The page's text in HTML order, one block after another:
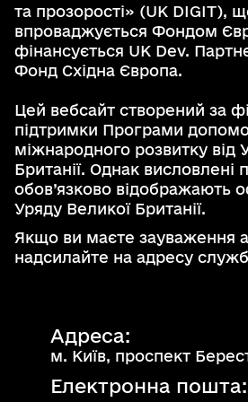
та прозорості» (UK DIGIT),
впроваджується Фондом
фінансується UK Dev.
Фонд Східна Європа.
Цей вебсайт створений за
підтримки Програми
міжнародного розвитку від
Британії. Однак висловлені
обов’язково відображають
Уряду Великої Британії.
Якщо ви маєте зауваження
надсилайте на адресу
Адреса:
м. Київ, проспект
Електронна пошта: